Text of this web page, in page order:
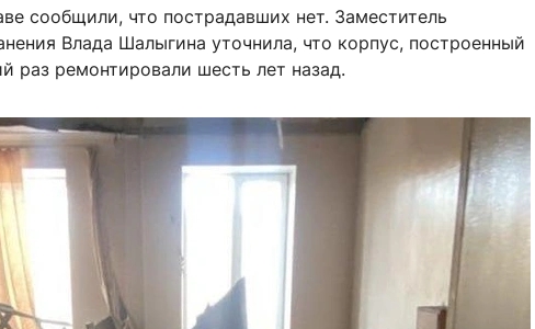
сообщили, что пострадавших нет. Заместитель
Влада Шалыгина уточнила, что корпус, построенный
раз ремонтировали шесть лет назад.